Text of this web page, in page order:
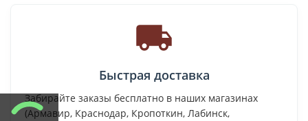
Быстрая доставка
Забирайте заказы бесплатно в наших магазинах
(Армавир, Краснодар, Кропоткин, Лабинск,